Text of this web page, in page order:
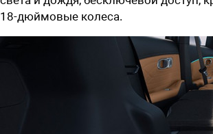
18-дюймовые колеса.